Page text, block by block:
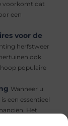
voorkomt dat
een
voor de
herfstweer
ook
populaire
Wanneer u
een essentieel
Het